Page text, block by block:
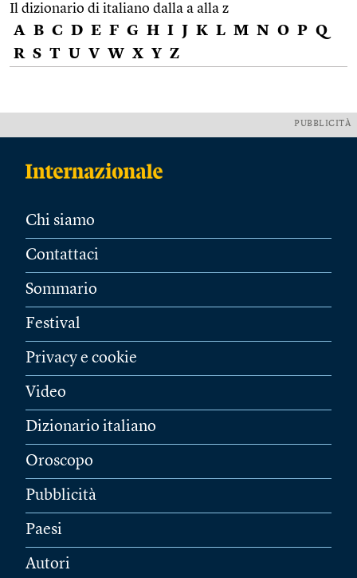
Il dizionario di italiano dalla a alla z
A B C D E F G H I J K L M N O P Q
R S T U V W X Y Z
PUBBLICITÀ
Chi siamo
Contattaci
Sommario
Festival
Privacy e cookie
Video
Dizionario italiano
Oroscopo
Pubblicità
Paesi
Autori